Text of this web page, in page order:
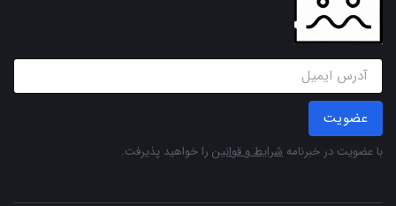
عضویت
با عضویت در خبرنامه شرایط و قوانین را خواهید پذیرفت.